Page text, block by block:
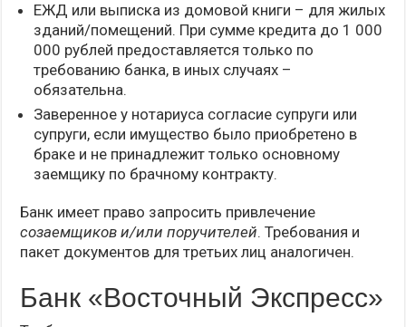
ЕЖД или выписка из домовой книги – для жилых
зданий/помещений. При сумме кредита до 1 000
000 рублей предоставляется только по
требованию банка, в иных случаях –
обязательна.
Заверенное у нотариуса согласие супруги или
супруги, если имущество было приобретено в
браке и не принадлежит только основному
заемщику по брачному контракту.
Банк имеет право запросить привлечение
созаемщиков и/или поручителей. Требования и
пакет документов для третьих лиц аналогичен.
Банк «Восточный Экспресс»